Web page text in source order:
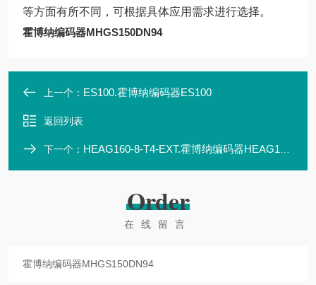
等方面有所不同，可根据具体应用需求进行选择。
霍博纳编码器MHGS150DN94
上一个： ES100.霍博纳编码器ES100
返回列表
下一个： HEAG160-8-T4-EXT.霍博纳编码器HEAG160-8-T4-EXT
Order
在线留言